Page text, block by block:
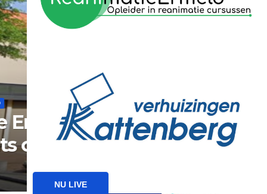
NIEUWS NIEUWS ERMELO
Brand gemeld bij
Ermelo
reanimatie ermelo
NU LIVE